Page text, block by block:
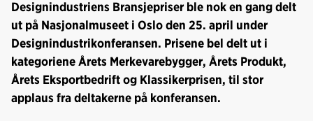
Designindustriens Bransjepriser ble nok en gang delt
ut på Nasjonalmuseet i Oslo den 25. april under
Designindustrikonferansen. Prisene bel delt ut i
kategoriene Årets Merkevarebygger, Årets Produkt,
Årets Eksportbedrift og Klassikerprisen, til stor
applaus fra deltakerne på konferansen.